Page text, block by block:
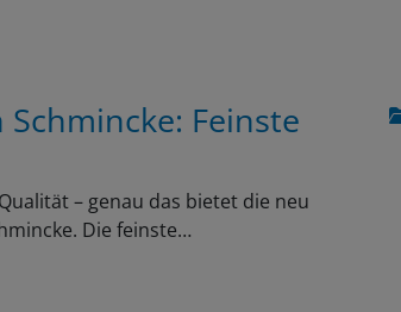
Feinste
– genau das bietet die neu
Die feinste…